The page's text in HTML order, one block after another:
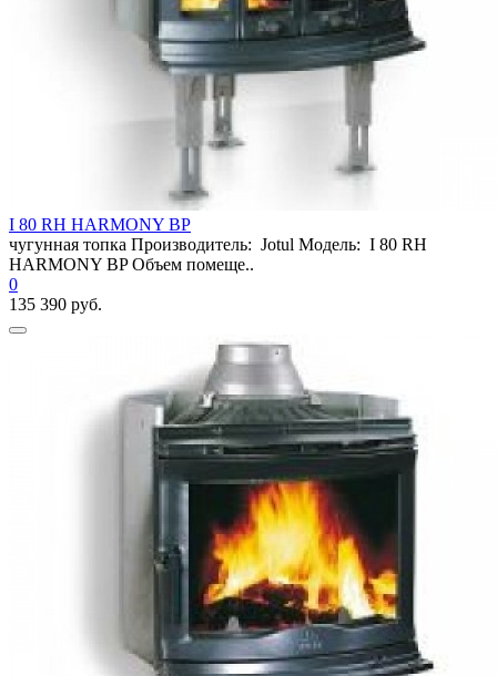
I 80 RH HARMONY BP
чугунная топка Производитель: Jotul Модель: I 80 RH
HARMONY BP Объем помеще..
0
135 390 руб.